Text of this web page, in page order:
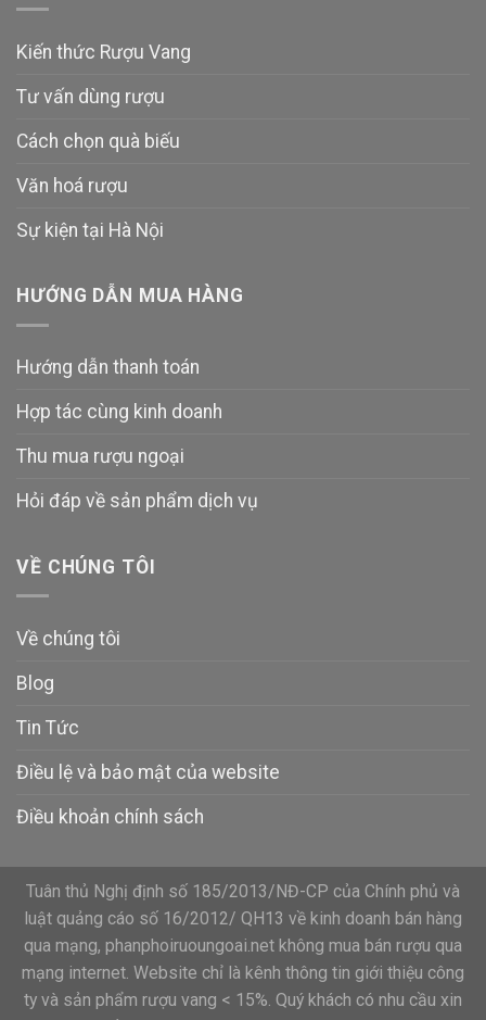
Kiến thức Rượu Vang
Tư vấn dùng rượu
Cách chọn quà biếu
Văn hoá rượu
Sự kiện tại Hà Nội
HƯỚNG DẪN MUA HÀNG
Hướng dẫn thanh toán
Hợp tác cùng kinh doanh
Thu mua rượu ngoại
Hỏi đáp về sản phẩm dịch vụ
VỀ CHÚNG TÔI
Về chúng tôi
Blog
Tin Tức
Điều lệ và bảo mật của website
Điều khoản chính sách
Tuân thủ Nghị định số 185/2013/NĐ-CP của Chính phủ và
luật quảng cáo số 16/2012/ QH13 về kinh doanh bán hàng
qua mạng, phanphoiruoungoai.net không mua bán rượu qua
mạng internet. Website chỉ là kênh thông tin giới thiệu công
ty và sản phẩm rượu vang < 15%. Quý khách có nhu cầu xin